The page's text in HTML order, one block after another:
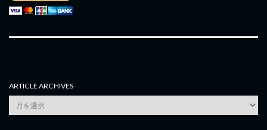
ARTICLE ARCHIVES
Article
Archives